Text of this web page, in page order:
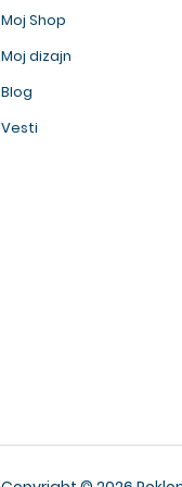
Moj Shop
Moj dizajn
Blog
Vesti